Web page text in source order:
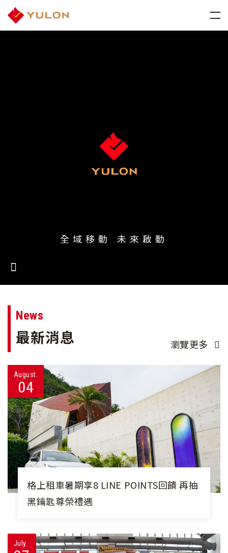
全域移動 未來啟動
News
最新消息 瀏覽更多
August.
04
格上租車暑期享8 LINE POINTS回饋 再抽
黑鑰匙尊榮禮遇
July.